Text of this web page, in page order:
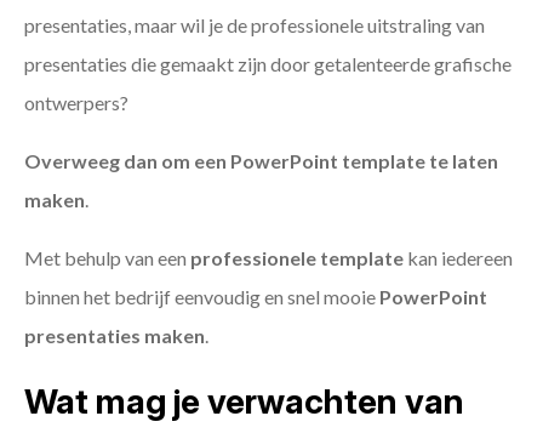
presentaties, maar wil je de professionele uitstraling van
presentaties die gemaakt zijn door getalenteerde grafische
ontwerpers?
Overweeg dan om een PowerPoint template te laten
maken.
Met behulp van een professionele template kan iedereen
binnen het bedrijf eenvoudig en snel mooie PowerPoint
presentaties maken.
Wat mag je verwachten van